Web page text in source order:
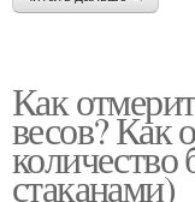
Как
весов? Как
количество
стаканами)